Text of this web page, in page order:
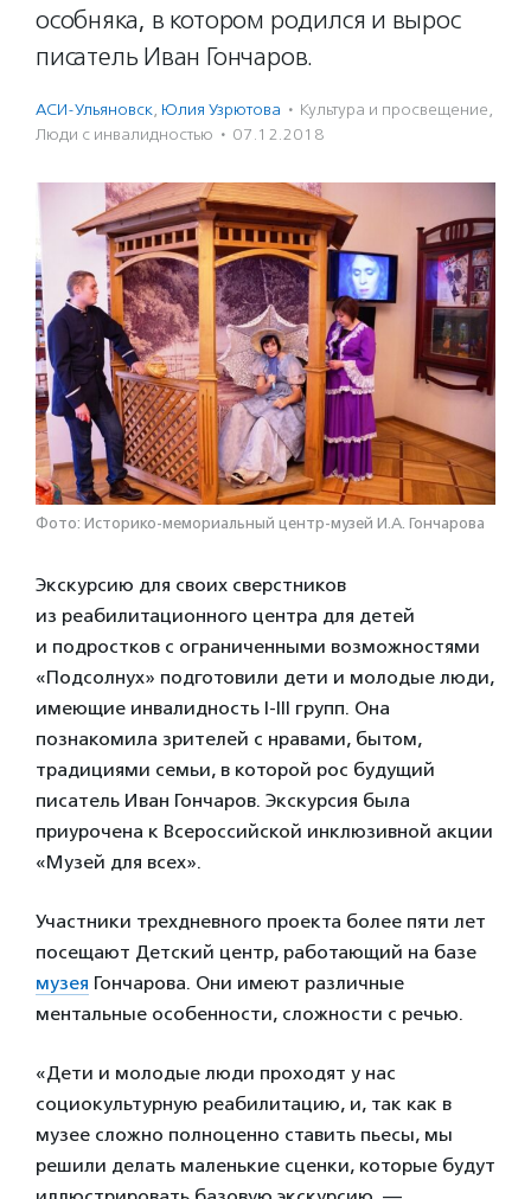
особняка, в котором родился и вырос
писатель Иван Гончаров.
АСИ-Ульяновск, Юлия Узрютова · Культура и просвещение,
Люди с инвалидностью · 07.12.2018
Фото: Историко-мемориальный центр-музей И.А. Гончарова
Экскурсию для своих сверстников
из реабилитационного центра для детей
и подростков с ограниченными возможностями
«Подсолнух» подготовили дети и молодые люди,
имеющие инвалидность I-III групп. Она
познакомила зрителей с нравами, бытом,
традициями семьи, в которой рос будущий
писатель Иван Гончаров. Экскурсия была
приурочена к Всероссийской инклюзивной акции
«Музей для всех».
Участники трехдневного проекта более пяти лет
посещают Детский центр, работающий на базе
музея Гончарова. Они имеют различные
ментальные особенности, сложности с речью.
«Дети и молодые люди проходят у нас
социокультурную реабилитацию, и, так как в
музее сложно полноценно ставить пьесы, мы
решили делать маленькие сценки, которые будут